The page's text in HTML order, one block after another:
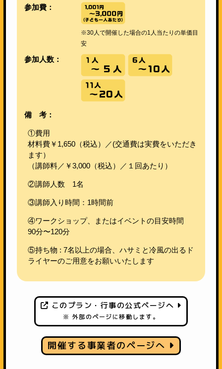
参加費：
※30人で開催した場合の1人当たりの単価目
安
参加人数：
備 考：
①費用
材料費￥1,650（税込）／(交通費は実費をいただき
ます）
（講師料／￥3,000（税込）／１回あたり）
②講師人数 1名
③講師入り時間：1時間前
④ワークショップ、またはイベントの目安時間
90分〜120分
⑤持ち物 : 7名以上の場合、ハサミと冷風の出るド
ライヤーのご用意をお願いいたします
このプラン・行事の公式ページへ
※ 外部のページに移動します。
開催する事業者のページへ